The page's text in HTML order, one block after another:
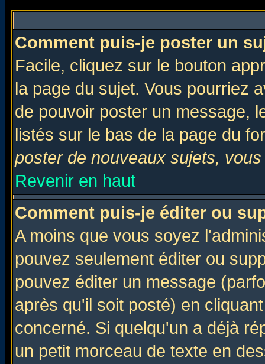
Comment puis-je poster un
Facile, cliquez sur le bouton
la page du sujet. Vous pourriez
de pouvoir poster un message,
listés sur le bas de la page du
poster de nouveaux sujets,
Revenir en haut
Comment puis-je éditer ou
A moins que vous soyez
pouvez seulement éditer ou
pouvez éditer un message
après qu'il soit posté) en
concerné. Si quelqu'un a déjà
un petit morceau de texte en